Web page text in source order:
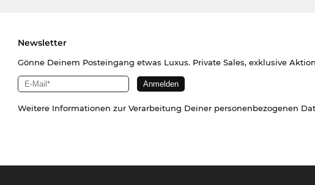
Newsletter
Gönne Deinem Posteingang etwas Luxus. Private Sales, exklusive
Weitere Informationen zur Verarbeitung Deiner personenbezogenen